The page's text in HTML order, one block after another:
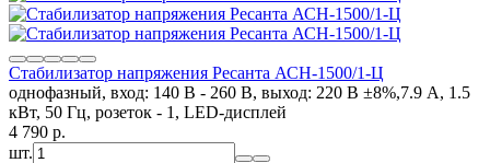
Стабилизатор напряжения Ресанта АСН-1500/1-Ц
однофазный, вход: 140 В - 260 В, выход: 220 В ±8%,7.9 А, 1.5
кВт, 50 Гц, розеток - 1, LED-дисплей
4 790 p.
шт.